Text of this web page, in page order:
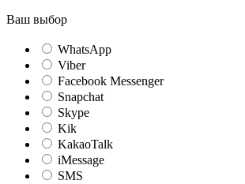
Ваш выбор
WhatsApp
Viber
Facebook Messenger
Snapchat
Skype
Kik
KakaoTalk
iMessage
SMS